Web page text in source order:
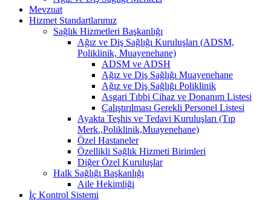
Mevzuat
Hizmet Standartlarımız
Sağlık Hizmetleri Başkanlığı
Ağız ve Diş Sağlığı Kuruluşları (ADSM,
Poliklinik, Muayenehane)
ADSM ve ADSH
Ağız ve Diş Sağlığı Muayenehane
Ağız ve Diş Sağlığı Poliklinik
Asgari Tıbbi Cihaz ve Donanım Listesi
Çalıştırılması Gerekli Personel Listesi
Ayakta Teşhis ve Tedavi Kuruluşları (Tıp
Merk.,Poliklinik,Muayenehane)
Özel Hastaneler
Özellikli Sağlık Hizmeti Birimleri
Diğer Özel Kuruluşlar
Halk Sağlığı Başkanlığı
Aile Hekimliği
İç Kontrol Sistemi